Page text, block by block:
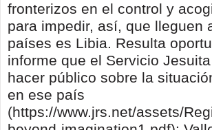
fronterizos en el control y
para impedir, así, que lleguen
países es Libia. Resulta
informe que el Servicio
hacer público sobre la
en ese país
(https://www.jrs.net/assets/